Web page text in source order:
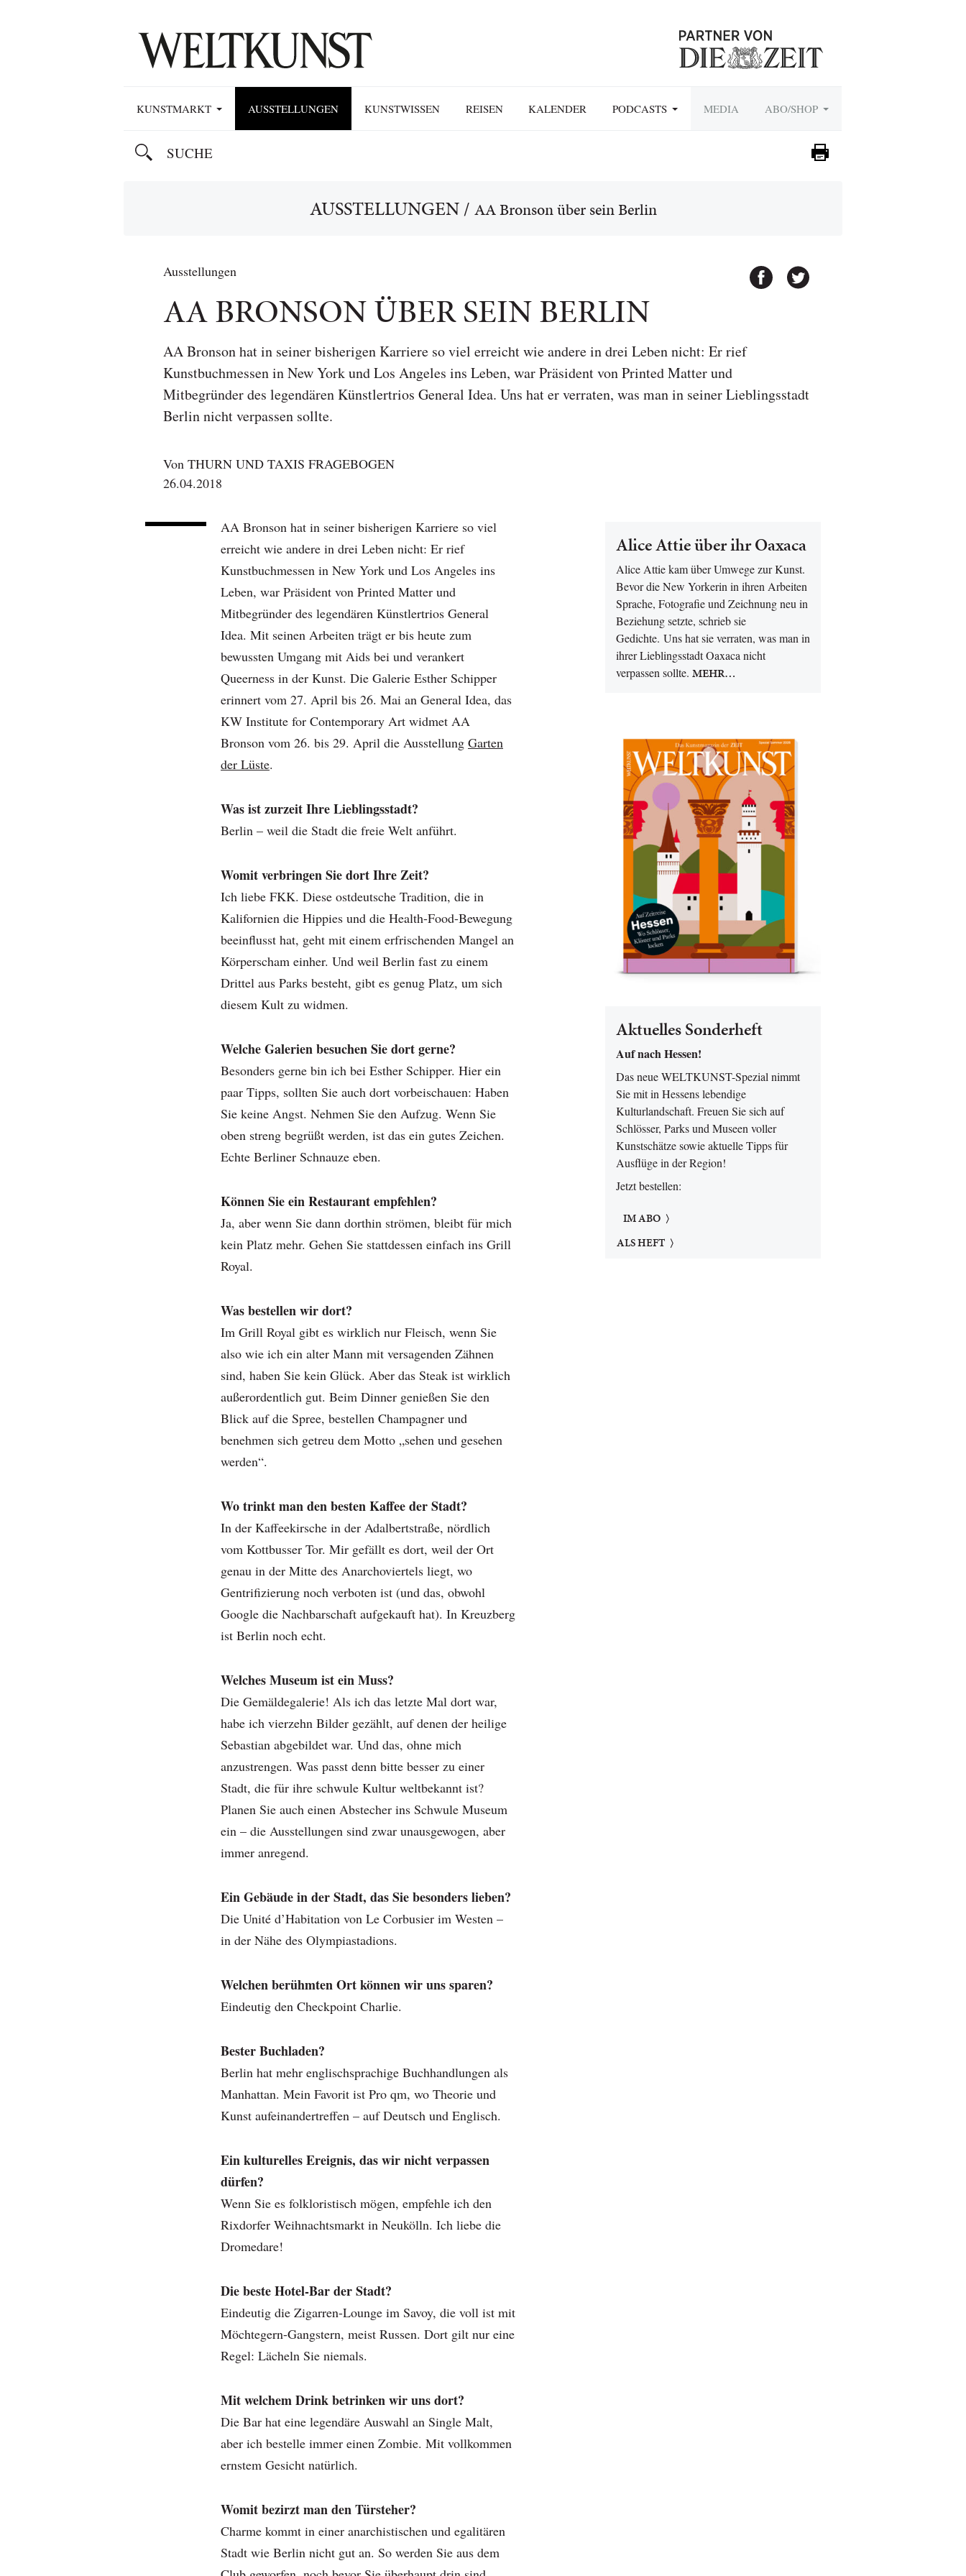
KUNSTMARKT AUSSTELLUNGEN KUNSTWISSEN REISEN KALENDER PODCASTS MEDIA ABO/SHOP
AUSSTELLUNGEN/ AA Bronson über sein Berlin
Ausstellungen
AA BRONSON ÜBER SEIN BERLIN
AA Bronson hat in seiner bisherigen Karriere so viel erreicht wie andere in drei Leben nicht: Er rief
Kunstbuchmessen in New York und Los Angeles ins Leben, war Präsident von Printed Matter und
Mitbegründer des legendären Künstlertrios General Idea. Uns hat er verraten, was man in seiner Lieblingsstadt
Berlin nicht verpassen sollte.
Von THURN UND TAXIS FRAGEBOGEN
26.04.2018
AA Bronson hat in seiner bisherigen Karriere so viel
erreicht wie andere in drei Leben nicht: Er rief
Kunstbuchmessen in New York und Los Angeles ins
Leben, war Präsident von Printed Matter und
Mitbegründer des legendären Künstlertrios General
Idea. Mit seinen Arbeiten trägt er bis heute zum
bewussten Umgang mit Aids bei und verankert
Queerness in der Kunst. Die Galerie Esther Schipper
erinnert vom 27. April bis 26. Mai an General Idea, das
KW Institute for Contemporary Art widmet AA
Bronson vom 26. bis 29. April die Ausstellung Garten
der Lüste.
Was ist zurzeit Ihre Lieblingsstadt?
Berlin – weil die Stadt die freie Welt anführt.
Womit verbringen Sie dort Ihre Zeit?
Ich liebe FKK. Diese ostdeutsche Tradition, die in
Kalifornien die Hippies und die Health-Food-Bewegung
beeinflusst hat, geht mit einem erfrischenden Mangel an
Körperscham einher. Und weil Berlin fast zu einem
Drittel aus Parks besteht, gibt es genug Platz, um sich
diesem Kult zu widmen.
Welche Galerien besuchen Sie dort gerne?
Besonders gerne bin ich bei Esther Schipper. Hier ein
paar Tipps, sollten Sie auch dort vorbeischauen: Haben
Sie keine Angst. Nehmen Sie den Aufzug. Wenn Sie
oben streng begrüßt werden, ist das ein gutes Zeichen.
Echte Berliner Schnauze eben.
Können Sie ein Restaurant empfehlen?
Ja, aber wenn Sie dann dorthin strömen, bleibt für mich
kein Platz mehr. Gehen Sie stattdessen einfach ins Grill
Royal.
Was bestellen wir dort?
Im Grill Royal gibt es wirklich nur Fleisch, wenn Sie
also wie ich ein alter Mann mit versagenden Zähnen
sind, haben Sie kein Glück. Aber das Steak ist wirklich
außerordentlich gut. Beim Dinner genießen Sie den
Blick auf die Spree, bestellen Champagner und
benehmen sich getreu dem Motto „sehen und gesehen
werden“.
Wo trinkt man den besten Kaffee der Stadt?
In der Kaffeekirsche in der Adalbertstraße, nördlich
vom Kottbusser Tor. Mir gefällt es dort, weil der Ort
genau in der Mitte des Anarchoviertels liegt, wo
Gentrifizierung noch verboten ist (und das, obwohl
Google die Nachbarschaft aufgekauft hat). In Kreuzberg
ist Berlin noch echt.
Welches Museum ist ein Muss?
Die Gemäldegalerie! Als ich das letzte Mal dort war,
habe ich vierzehn Bilder gezählt, auf denen der heilige
Sebastian abgebildet war. Und das, ohne mich
anzustrengen. Was passt denn bitte besser zu einer
Stadt, die für ihre schwule Kultur weltbekannt ist?
Planen Sie auch einen Abstecher ins Schwule Museum
ein – die Ausstellungen sind zwar unausgewogen, aber
immer anregend.
Ein Gebäude in der Stadt, das Sie besonders lieben?
Die Unité d’Habitation von Le Corbusier im Westen –
in der Nähe des Olympiastadions.
Welchen berühmten Ort können wir uns sparen?
Eindeutig den Checkpoint Charlie.
Bester Buchladen?
Berlin hat mehr englischsprachige Buchhandlungen als
Manhattan. Mein Favorit ist Pro qm, wo Theorie und
Kunst aufeinandertreffen – auf Deutsch und Englisch.
Ein kulturelles Ereignis, das wir nicht verpassen
dürfen?
Wenn Sie es folkloristisch mögen, empfehle ich den
Rixdorfer Weihnachtsmarkt in Neukölln. Ich liebe die
Dromedare!
Die beste Hotel-Bar der Stadt?
Eindeutig die Zigarren-Lounge im Savoy, die voll ist mit
Möchtegern-Gangstern, meist Russen. Dort gilt nur eine
Regel: Lächeln Sie niemals.
Mit welchem Drink betrinken wir uns dort?
Die Bar hat eine legendäre Auswahl an Single Malt,
aber ich bestelle immer einen Zombie. Mit vollkommen
ernstem Gesicht natürlich.
Womit bezirzt man den Türsteher?
Charme kommt in einer anarchistischen und egalitären
Stadt wie Berlin nicht gut an. So werden Sie aus dem
Alice Attie über ihr Oaxaca
Alice Attie kam über Umwege zur Kunst.
Bevor die New Yorkerin in ihren Arbeiten
Sprache, Fotografie und Zeichnung neu in
Beziehung setzte, schrieb sie
Gedichte. Uns hat sie verraten, was man in
ihrer Lieblingsstadt Oaxaca nicht
verpassen sollte. MEHR…
Aktuelles Sonderheft
Auf nach Hessen!
Das neue WELTKUNST-Spezial nimmt
Sie mit in Hessens lebendige
Kulturlandschaft. Freuen Sie sich auf
Schlösser, Parks und Museen voller
Kunstschätze sowie aktuelle Tipps für
Ausflüge in der Region!
Jetzt bestellen:
IM ABO
ALS HEFT